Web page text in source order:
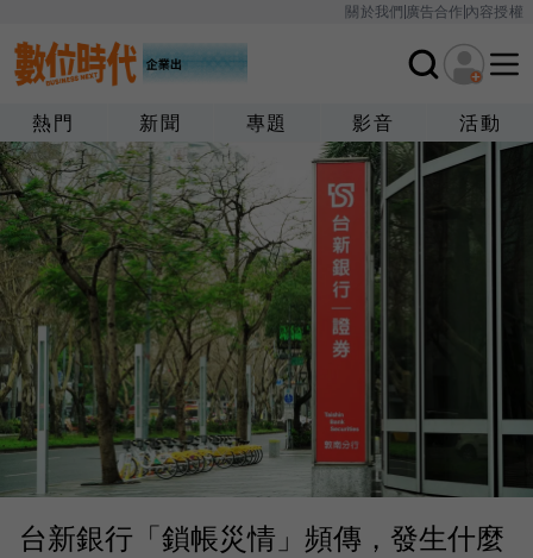
關於我們廣告合作內容授權
熱門 新聞 專題 影音 活動
台新銀行「鎖帳災情」頻傳，發生什麼